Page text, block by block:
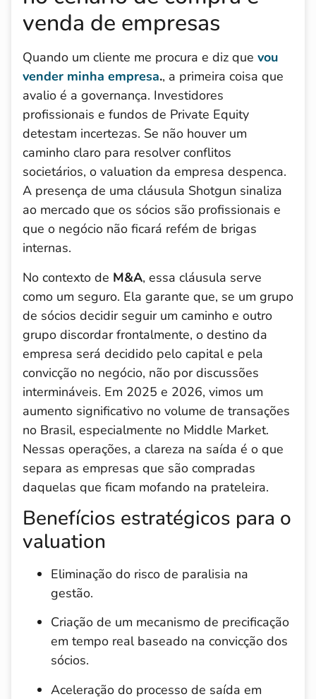
venda de empresas
Quando um cliente me procura e diz que vou
vender minha empresa., a primeira coisa que
avalio é a governança. Investidores
profissionais e fundos de Private Equity
detestam incertezas. Se não houver um
caminho claro para resolver conflitos
societários, o valuation da empresa despenca.
A presença de uma cláusula Shotgun sinaliza
ao mercado que os sócios são profissionais e
que o negócio não ficará refém de brigas
internas.
No contexto de M&A, essa cláusula serve
como um seguro. Ela garante que, se um grupo
de sócios decidir seguir um caminho e outro
grupo discordar frontalmente, o destino da
empresa será decidido pelo capital e pela
convicção no negócio, não por discussões
intermináveis. Em 2025 e 2026, vimos um
aumento significativo no volume de transações
no Brasil, especialmente no Middle Market.
Nessas operações, a clareza na saída é o que
separa as empresas que são compradas
daquelas que ficam mofando na prateleira.
Benefícios estratégicos para o
valuation
Eliminação do risco de paralisia na
gestão.
Criação de um mecanismo de precificação
em tempo real baseado na convicção dos
sócios.
Aceleração do processo de saída em